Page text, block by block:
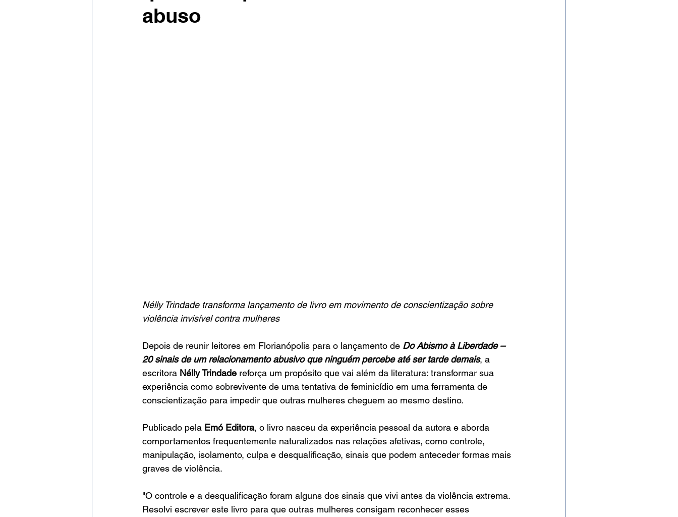
abuso
Nélly Trindade transforma lançamento de livro em movimento de conscientização sobre
violência invisível contra mulheres
Depois de reunir leitores em Florianópolis para o lançamento de Do Abismo à Liberdade –
20 sinais de um relacionamento abusivo que ninguém percebe até ser tarde demais, a
escritora Nélly Trindade reforça um propósito que vai além da literatura: transformar sua
experiência como sobrevivente de uma tentativa de feminicídio em uma ferramenta de
conscientização para impedir que outras mulheres cheguem ao mesmo destino.
Publicado pela Emó Editora, o livro nasceu da experiência pessoal da autora e aborda
comportamentos frequentemente naturalizados nas relações afetivas, como controle,
manipulação, isolamento, culpa e desqualificação, sinais que podem anteceder formas mais
graves de violência.
"O controle e a desqualificação foram alguns dos sinais que vivi antes da violência extrema.
Resolvi escrever este livro para que outras mulheres consigam reconhecer esses